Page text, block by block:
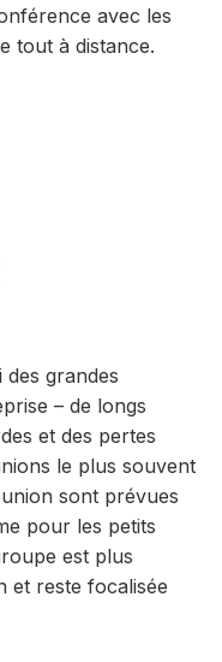
avec les
tout à distance.
des grandes
– de longs
et des pertes
le plus souvent
sont prévues
pour les petits
est plus
et reste focalisée